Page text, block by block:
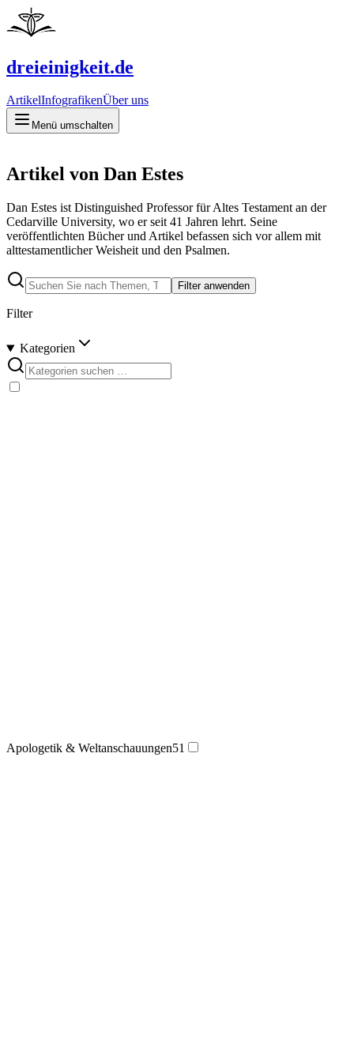
dreieinigkeit.de
ArtikelInfografikenÜber uns
Menü umschalten
Artikel von Dan Estes
Dan Estes ist Distinguished Professor für Altes Testament an der
Cedarville University, wo er seit 41 Jahren lehrt. Seine
veröffentlichten Bücher und Artikel befassen sich vor allem mit
alttestamentlicher Weisheit und den Psalmen.
Filter anwenden
Filter
Kategorien
Apologetik & Weltanschauungen51